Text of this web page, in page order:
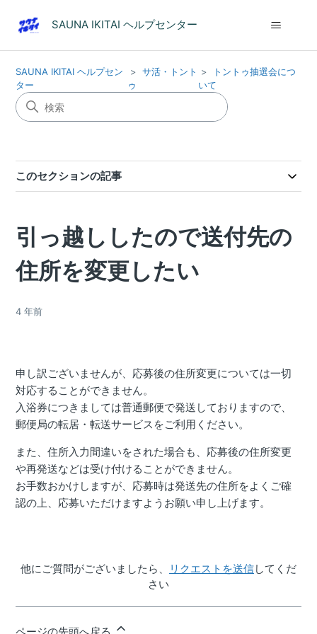
SAUNA IKITAI ヘルプセンター
SAUNA IKITAI ヘルプセン
ター
サ活・トント
ゥ
トントゥ抽選会につ
いて
このセクションの記事
引っ越ししたので送付先の
住所を変更したい
4 年前
申し訳ございませんが、応募後の住所変更については一切
対応することができません。
入浴券につきましては普通郵便で発送しておりますので、
郵便局の転居・転送サービスをご利用ください。
また、住所入力間違いをされた場合も、応募後の住所変更
や再発送などは受け付けることができません。
お手数おかけしますが、応募時は発送先の住所をよくご確
認の上、応募いただけますようお願い申し上げます。
他にご質問がございましたら、 リクエストを送信してくだ
さい